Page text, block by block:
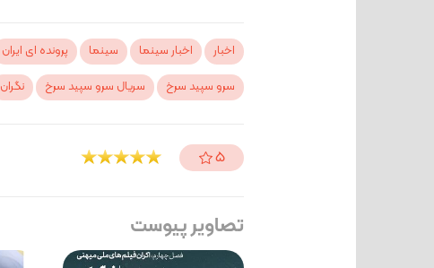
اخبار اخبار سینما سینما پرونده ای ایران
سرو سپید سرخ
سریال سرو سپید سرخ نگران
5
تصاویر پیوست